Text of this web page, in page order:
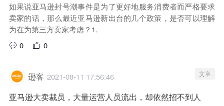
如果说亚马逊封号潮事件是为了更好地服务消费者而严格要求
卖家的话，那么最近亚马逊新出台的几个政策，是否可以理解
为在为第三方卖家考虑？1.
0
0
逊客 2021-08-11 17:56:46 文章
亚马逊大卖裁员，大量运营人员流出，却依然招不到人